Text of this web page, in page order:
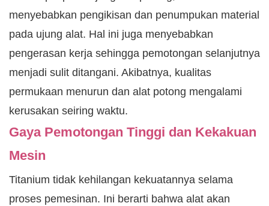
menyebabkan pengikisan dan penumpukan material
pada ujung alat. Hal ini juga menyebabkan
pengerasan kerja sehingga pemotongan selanjutnya
menjadi sulit ditangani. Akibatnya, kualitas
permukaan menurun dan alat potong mengalami
kerusakan seiring waktu.
Gaya Pemotongan Tinggi dan Kekakuan
Mesin
Titanium tidak kehilangan kekuatannya selama
proses pemesinan. Ini berarti bahwa alat akan